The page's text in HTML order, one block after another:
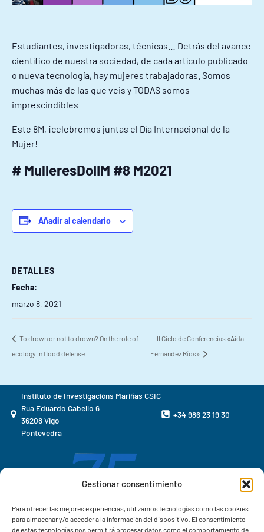
Gestionar consentimiento
Para ofrecer las mejores experiencias, utilizamos tecnologías como las cookies
para almacenar y/o acceder a la información del dispositivo. El consentimiento
de estas tecnologías nos permitirá procesar datos como el comportamiento de
Estudiantes, investigadoras, técnicas… Detrás del avance
científico de nuestra sociedad, de cada artículo publicado
o nueva tecnología, hay mujeres trabajadoras. Somos
muchas más de las que veis y TODAS somos
imprescindibles
Este 8M, ¡celebremos juntas el Día Internacional de la
Mujer!
# MulleresDoIIM #8 M2021
Añadir al calendario
DETALLES
Fecha:
marzo 8, 2021
To drown or not to drown? On the role of
ecology in flood defense
II Ciclo de Conferencias «Aida
Fernández Ríos»
Instituto de Investigacións Mariñas CSIC
Rua Eduardo Cabello 6
36208 Vigo
Pontevedra
+34 986 23 19 30